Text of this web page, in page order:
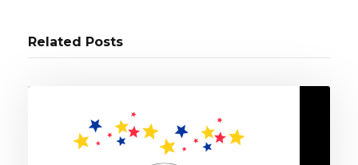
Related Posts